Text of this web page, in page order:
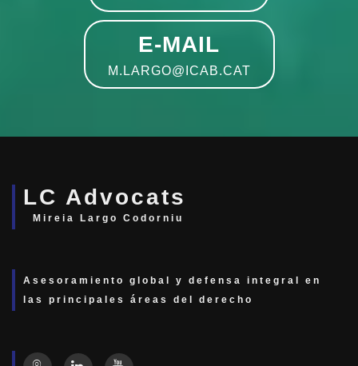
E-MAIL
M.LARGO@ICAB.CAT
LC Advocats
Mireia Largo Codorniu
Asesoramiento global y defensa integral en
las principales áreas del derecho